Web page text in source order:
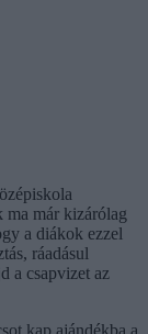
ma már kizárólag
a diákok ezzel
ráadásul
a csapvizet az
kap ajándékba a